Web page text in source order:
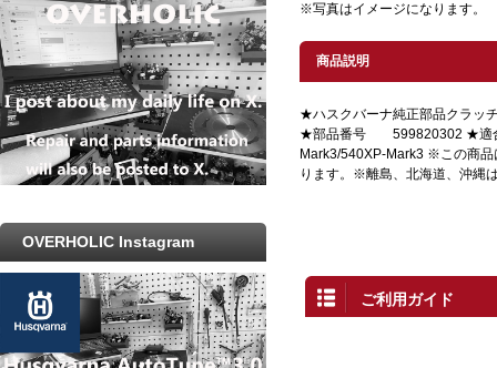
※写真はイメージになります。
商品説明
★ハスクバーナ純正部品クラッ
★部品番号 599820302 ★
Mark3/540XP-Mark3 ※この商
ります。※離島、北海道、沖縄
ご利用ガイド
OVERHOLIC Instagram